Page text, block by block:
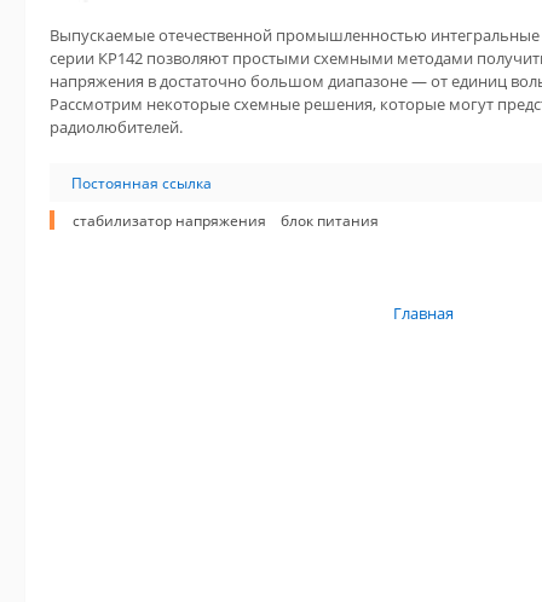
Выпускаемые отечественной промышленностью
серии КР142 позволяют простыми схемными методами
напряжения в достаточно большом диапазоне — от единиц
Рассмотрим некоторые схемные решения, которые могут
радиолюбителей.
Постоянная ссылка
стабилизатор напряжения
блок питания
Главная